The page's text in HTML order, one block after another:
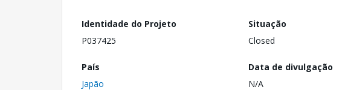
Identidade do Projeto
P037425
Situação
Closed
País
Japão
Data de divulgação
N/A